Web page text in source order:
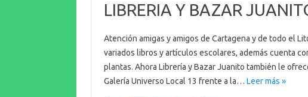
LIBRERIA Y BAZAR
Atención amigas y amigos de Cartagena y de todo el
variados libros y artículos escolares, además cuenta
plantas. Ahora Librería y Bazar Juanito también le
Galería Universo Local 13 frente a la… Leer más »